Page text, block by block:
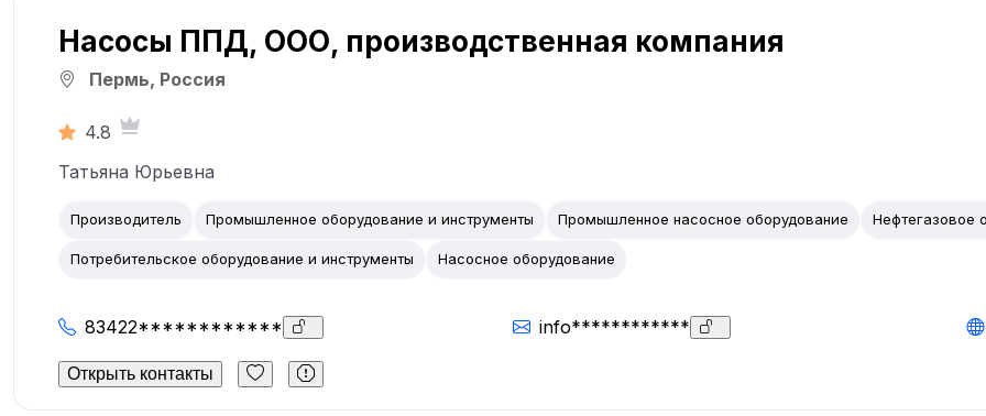
Насосы ППД, ООО, производственная компания
Пермь, Россия
4.8
Татьяна Юрьевна
Производитель Промышленное оборудование и инструменты Промышленное насосное оборудование Нефтегазовое
Потребительское оборудование и инструменты Насосное оборудование
83422************ info************
Открыть контакты